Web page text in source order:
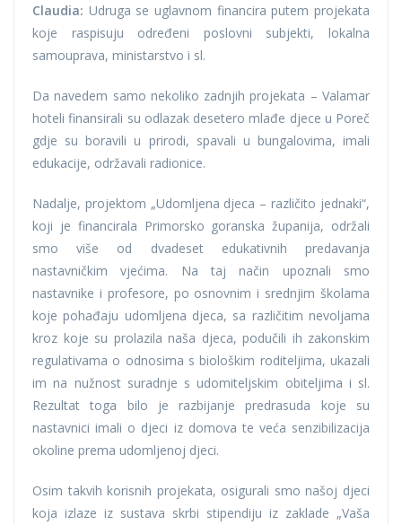
Claudia: Udruga se uglavnom financira putem projekata
koje raspisuju određeni poslovni subjekti, lokalna
samouprava, ministarstvo i sl.
Da navedem samo nekoliko zadnjih projekata – Valamar
hoteli finansirali su odlazak desetero mlađe djece u Poreč
gdje su boravili u prirodi, spavali u bungalovima, imali
edukacije, održavali radionice.
Nadalje, projektom „Udomljena djeca – različito jednaki“,
koji je financirala Primorsko goranska županija, održali
smo više od dvadeset edukativnih predavanja
nastavničkim vjećima. Na taj način upoznali smo
nastavnike i profesore, po osnovnim i srednjim školama
koje pohađaju udomljena djeca, sa različitim nevoljama
kroz koje su prolazila naša djeca, podučili ih zakonskim
regulativama o odnosima s biološkim roditeljima, ukazali
im na nužnost suradnje s udomiteljskim obiteljima i sl.
Rezultat toga bilo je razbijanje predrasuda koje su
nastavnici imali o djeci iz domova te veća senzibilizacija
okoline prema udomljenoj djeci.
Osim takvih korisnih projekata, osigurali smo našoj djeci
koja izlaze iz sustava skrbi stipendiju iz zaklade „Vaša